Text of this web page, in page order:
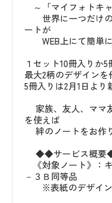
～「マイフォトキ
世界に一つだけの
ートが
WEB上にて簡単に
１セット10冊入りか5
最大2柄のデザインを
5冊入りは2月1日より
家族、友人、ママ
を使えば
絆のノートをお作
◆◆サービス概
《対象ノート》：
－３Ｂ同等品
※表紙のデザイン